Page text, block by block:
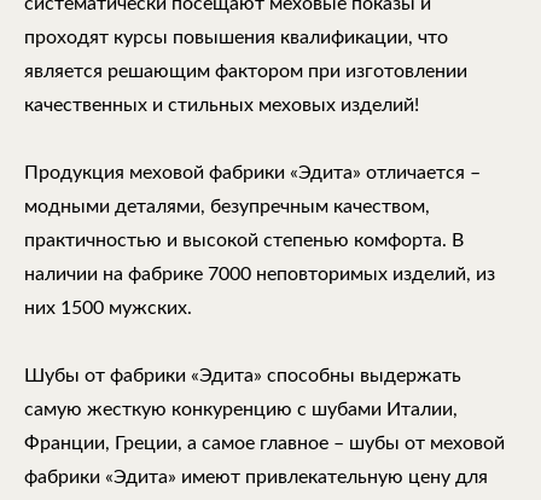
проходят курсы повышения квалификации, что
является решающим фактором при изготовлении
качественных и стильных меховых изделий!
Продукция меховой фабрики «Эдита» отличается –
модными деталями, безупречным качеством,
практичностью и высокой степенью комфорта. В
наличии на фабрике 7000 неповторимых изделий, из
них 1500 мужских.
Шубы от фабрики «Эдита» способны выдержать
самую жесткую конкуренцию с шубами Италии,
Франции, Греции, а самое главное – шубы от меховой
фабрики «Эдита» имеют привлекательную цену для